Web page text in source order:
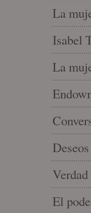
La
Isabel
La
El